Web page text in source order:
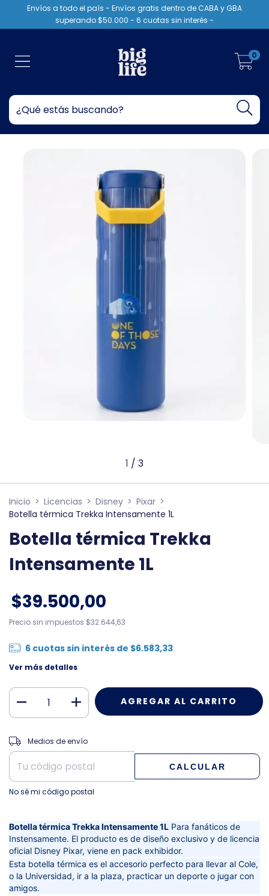
Envíos a todo el país - Envíos gratis dentro de CABA y GBA
superando $50.000 - 6 cuotas sin interés -
0
1 / 3
Inicio > Licencias > Disney > Pixar >
Botella térmica Trekka Intensamente 1L
Botella térmica Trekka
Intensamente 1L
$39.500,00
Precio sin impuestos $32.644,63
6 cuotas sin interés de $6.583,33
Ver más detalles
Entregas para el CP:
Medios de envío
CALCULAR
No sé mi código postal
Botella térmica Trekka Intensamente 1L Para fanáticos de
Instensamente. El producto es de diseño exclusivo y de licencia
oficial Disney Pixar, viene en pack exhibidor.
Esta botella térmica es el accesorio perfecto para llevar al Cole,
o la Universidad, ir a la plaza, practicar un deporte o jugar con
amigos.